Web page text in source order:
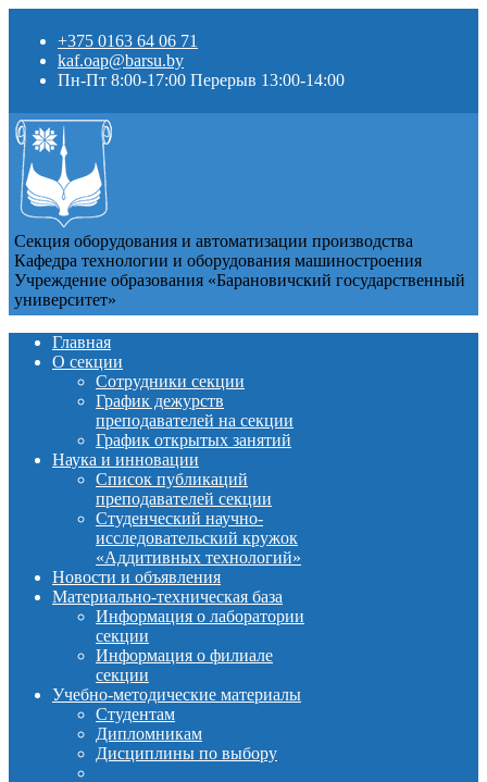
+375 0163 64 06 71
kaf.oap@barsu.by
Пн-Пт 8:00-17:00 Перерыв 13:00-14:00
Секция оборудования и автоматизации производства
Кафедра технологии и оборудования машиностроения
Учреждение образования «Барановичский государственный
университет»
Главная
О секции
Сотрудники секции
График дежурств
преподавателей на секции
График открытых занятий
Наука и инновации
Список публикаций
преподавателей секции
Студенческий научно-
исследовательский кружок
«Аддитивных технологий»
Новости и объявления
Материально-техническая база
Информация о лаборатории
секции
Информация о филиале
секции
Учебно-методические материалы
Студентам
Дипломникам
Дисциплины по выбору